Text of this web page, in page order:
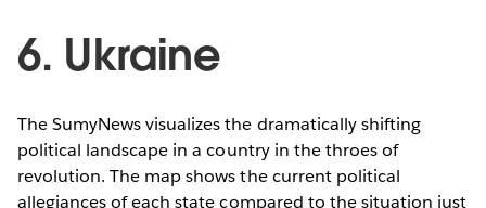
6. Ukraine
The SumyNews visualizes the dramatically shifting
political landscape in a country in the throes of
revolution. The map shows the current political
allegiances of each state compared to the situation just